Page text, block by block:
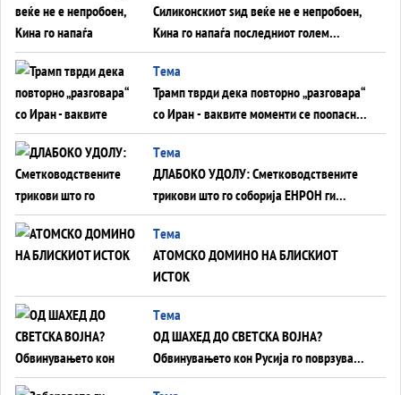
Силиконскиот ѕид веќе не е непробоен,
Кина го напаѓа последниот голем
монопол на Западот?
Tема
Трамп тврди дека повторно „разговара“
со Иран - ваквите моменти се поопасни
од отворените закани
Tема
ДЛАБОКО УДОЛУ: Сметководствените
трикови што го соборија ЕНРОН ги
применуваат гигантите за ВИ
Tема
АТОМСКО ДОМИНО НА БЛИСКИОТ
ИСТОК
Tема
ОД ШАХЕД ДО СВЕТСКА ВОЈНА?
Обвинувањето кон Русија го поврзува
Блискиот Исток со украинското бојно